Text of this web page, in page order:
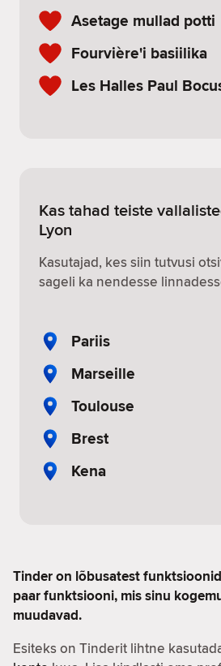
Asetage mullad potti
Fourvière'i basiilika
Les Halles Paul
Kas tahad teiste
Lyon
Kasutajad, kes siin tutvusi
sageli ka nendesse
Pariis
Marseille
Toulouse
Brest
Kena
Tinder on lõbusatest
paar funktsiooni, mis sinu
muudavad.
Esiteks on Tinderit lihtne